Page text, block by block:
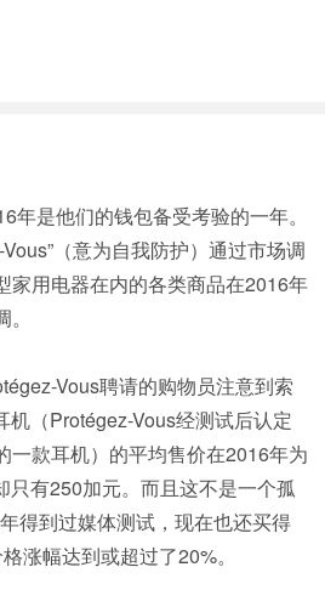
年是他们的钱包备受考验的一年。
（意为自我防护）通过市场调
家用电器在内的各类商品在2016年
Vous聘请的购物员注意到索
机（Protégez-Vous经测试后认定
一款耳机）的平均售价在2016年为
只有250加元。而且这不是一个孤
得到过媒体测试，现在也还买得
涨幅达到或超过了20%。